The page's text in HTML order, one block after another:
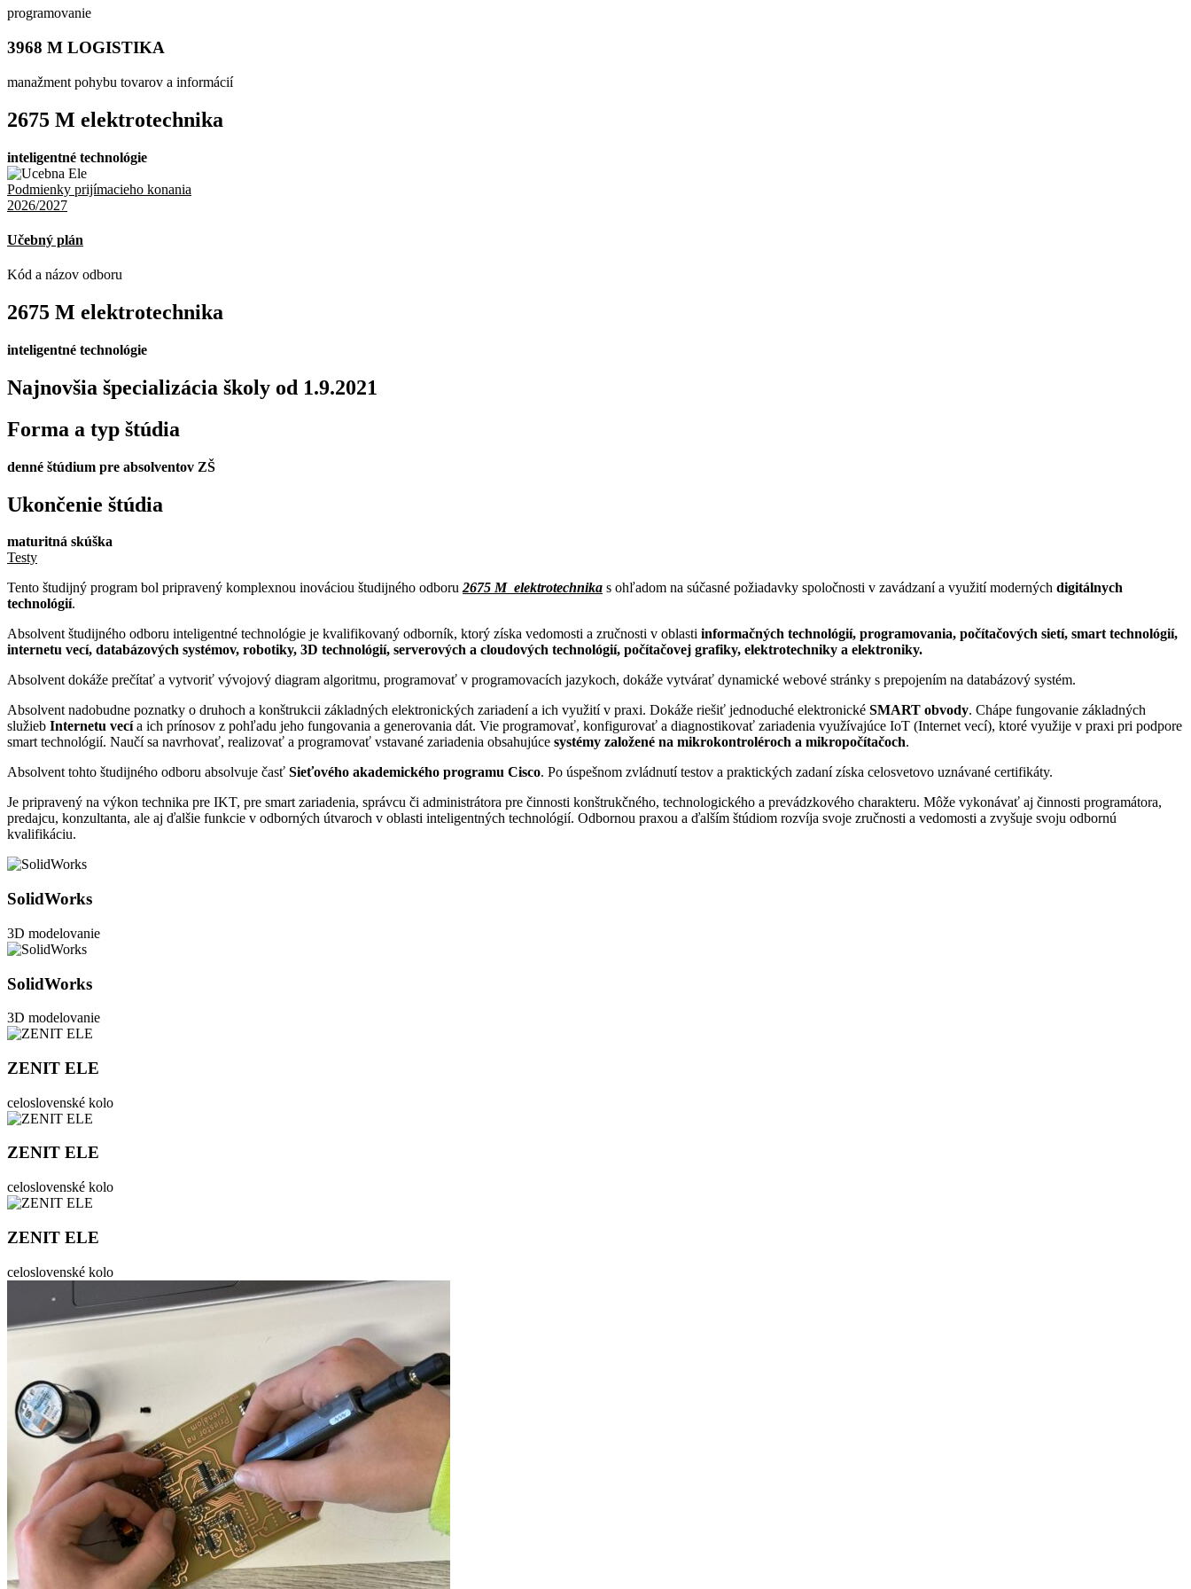
programovanie
3968 M LOGISTIKA
manažment pohybu tovarov a informácií
2675 M elektrotechnika
inteligentné technológie
Podmienky prijímacieho konania
2026/2027
Učebný plán
Kód a názov odboru
2675 M elektrotechnika
inteligentné technológie
Najnovšia špecializácia školy od 1.9.2021
Forma a typ štúdia
denné štúdium pre absolventov ZŠ
Ukončenie štúdia
maturitná skúška
Testy
Tento študijný program bol pripravený komplexnou inováciou študijného odboru2675 M elektrotechnika s ohľadom na súčasné požiadavky spoločnosti v zavádzaní a využití moderných digitálnych
technológií.
Absolvent študijného odboru inteligentné technológie je kvalifikovaný odborník, ktorý získa vedomosti a zručnosti v oblasti informačných technológií, programovania, počítačových sietí, smart technológií,
internetu vecí, databázových systémov, robotiky, 3D technológií, serverových a cloudových technológií, počítačovej grafiky, elektrotechniky a elektroniky.
Absolvent dokáže prečítať a vytvoriť vývojový diagram algoritmu, programovať v programovacích jazykoch, dokáže vytvárať dynamické webové stránky s prepojením na databázový systém.
Absolvent nadobudne poznatky o druhoch a konštrukcii základných elektronických zariadení a ich využití v praxi. Dokáže riešiť jednoduché elektronické SMART obvody. Chápe fungovanie základných
služieb Internetu vecía ich prínosov z pohľadu jeho fungovania a generovania dát. Vie programovať, konfigurovať a diagnostikovať zariadenia využívajúce IoT (Internet vecí), ktoré využije v praxi pri podpore
smart technológií. Naučí sa navrhovať, realizovať a programovať vstavané zariadenia obsahujúce systémy založené na mikrokontroléroch a mikropočítačoch.
Absolvent tohto študijného odboru absolvuje časť Sieťového akademického programu Cisco. Po úspešnom zvládnutí testov a praktických zadaní získa celosvetovo uznávané certifikáty.
Je pripravený na výkon technika pre IKT, pre smart zariadenia, správcu či administrátora pre činnosti konštrukčného, technologického a prevádzkového charakteru. Môže vykonávať aj činnosti programátora,
predajcu, konzultanta, ale aj ďalšie funkcie v odborných útvaroch v oblasti inteligentných technológií. Odbornou praxou a ďalším štúdiom rozvíja svoje zručnosti a vedomosti a zvyšuje svoju odbornú
kvalifikáciu.
SolidWorks
3D modelovanie
SolidWorks
3D modelovanie
ZENIT ELE
celoslovenské kolo
ZENIT ELE
celoslovenské kolo
ZENIT ELE
celoslovenské kolo